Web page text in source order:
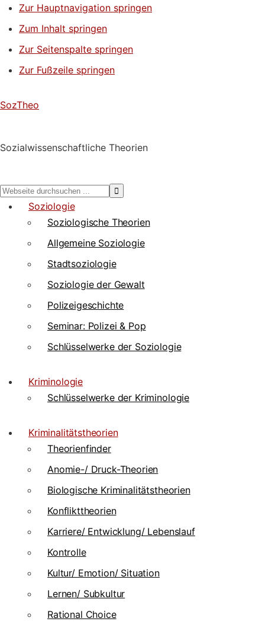
Zur Hauptnavigation springen
Zum Inhalt springen
Zur Seitenspalte springen
Zur Fußzeile springen
SozTheo
Sozialwissenschaftliche Theorien
Webseite
durchsuchen
Soziologie
Soziologische Theorien
Allgemeine Soziologie
Stadtsoziologie
Soziologie der Gewalt
Polizeigeschichte
Seminar: Polizei & Pop
Schlüsselwerke der Soziologie
Kriminologie
Schlüsselwerke der Kriminologie
Kriminalitätstheorien
Theorienfinder
Anomie-/ Druck-Theorien
Biologische Kriminalitätstheorien
Konflikttheorien
Karriere/ Entwicklung/ Lebenslauf
Kontrolle
Kultur/ Emotion/ Situation
Lernen/ Subkultur
Rational Choice